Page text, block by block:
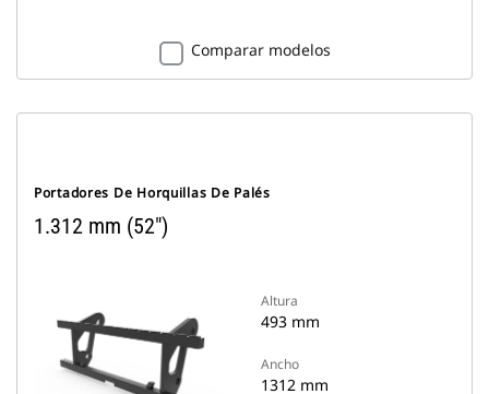
Comparar modelos
Portadores De Horquillas De Palés
1.312 mm (52")
Altura
493 mm
Ancho
1312 mm